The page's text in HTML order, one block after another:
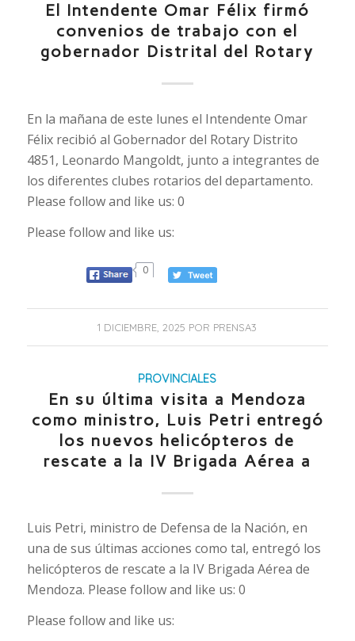
El Intendente Omar Félix firmó
convenios de trabajo con el
gobernador Distrital del Rotary
En la mañana de este lunes el Intendente Omar
Félix recibió al Gobernador del Rotary Distrito
4851, Leonardo Mangoldt, junto a integrantes de
los diferentes clubes rotarios del departamento.
Please follow and like us: 0
Please follow and like us:
0
1 DICIEMBRE, 2025 POR PRENSA3
PROVINCIALES
En su última visita a Mendoza
como ministro, Luis Petri entregó
los nuevos helicópteros de
rescate a la IV Brigada Aérea a
Luis Petri, ministro de Defensa de la Nación, en
una de sus últimas acciones como tal, entregó los
helicópteros de rescate a la IV Brigada Aérea de
Mendoza. Please follow and like us: 0
Please follow and like us: